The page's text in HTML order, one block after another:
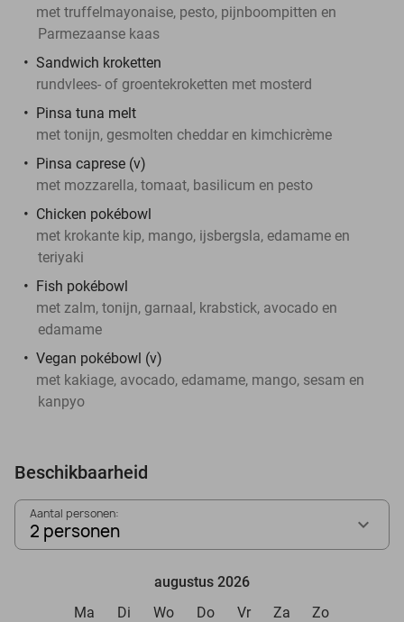
met truffelmayonaise, pesto, pijnboompitten en
Parmezaanse kaas
Sandwich kroketten
rundvlees- of groentekroketten met mosterd
Pinsa tuna melt
met tonijn, gesmolten cheddar en kimchicrème
Pinsa caprese (v)
met mozzarella, tomaat, basilicum en pesto
Chicken pokébowl
met krokante kip, mango, ijsbergsla, edamame en
teriyaki
Fish pokébowl
met zalm, tonijn, garnaal, krabstick, avocado en
edamame
Vegan pokébowl (v)
met kakiage, avocado, edamame, mango, sesam en
kanpyo
Beschikbaarheid
Aantal personen:
2 personen
augustus 2026
Ma
Di Wo Do Vr Za Zo